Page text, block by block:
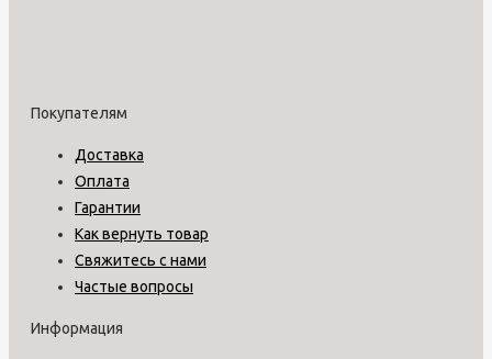
Покупателям
Доставка
Оплата
Гарантии
Как вернуть товар
Свяжитесь с нами
Частые вопросы
Информация